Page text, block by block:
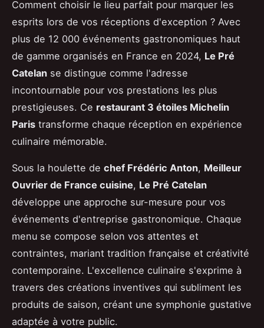
Comment choisir le lieu parfait pour marquer les
esprits lors de vos réceptions d'exception ? Avec
plus de 12 000 événements gastronomiques haut
de gamme organisés en France en 2024, Le Pré
Catelan se distingue comme l'adresse
incontournable pour vos prestations les plus
prestigieuses. Ce restaurant 3 étoiles Michelin
Paris transforme chaque réception en expérience
culinaire mémorable.
Sous la houlette de chef Frédéric Anton, Meilleur
Ouvrier de France cuisine, Le Pré Catelan
développe une approche sur-mesure pour vos
événements d'entreprise gastronomique. Chaque
menu se compose selon vos attentes et
contraintes, mariant tradition française et créativité
contemporaine. L'excellence culinaire s'exprime à
travers des créations inventives qui subliment les
produits de saison, créant une symphonie gustative
adaptée à votre public.